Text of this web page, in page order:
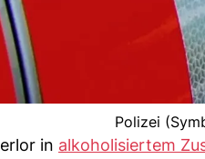
Polizei
in alkoholisiertem